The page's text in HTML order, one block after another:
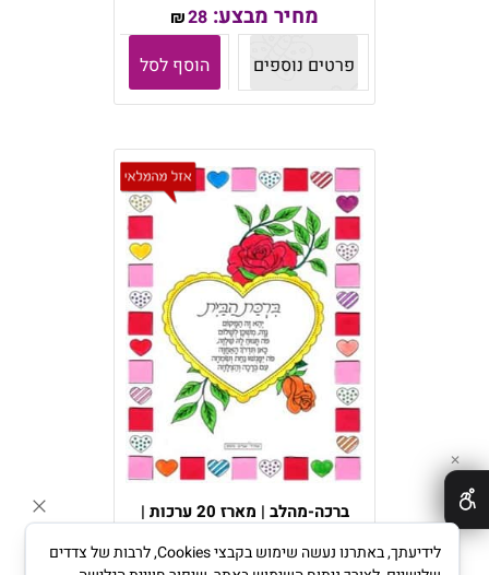
מחיר מבצע: ₪28
פרטים נוספים
הוסף לסל
ברכה-מהלב | מארז 20 ערכות |
✕
לידיעתך, באתרנו נעשה שימוש בקבצי Cookies, לרבות של צדדים